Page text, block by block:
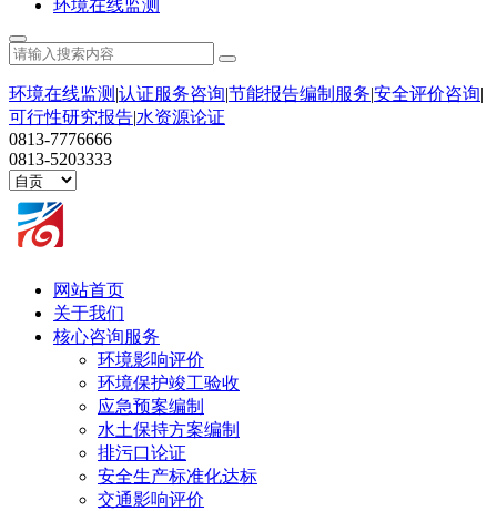
环境在线监测
环境在线监测 |认证服务咨询|节能报告编制服务|安全评价咨询|
可行性研究报告|水资源论证
0813-7776666
0813-5203333
网站首页
关于我们
核心咨询服务
环境影响评价
环境保护竣工验收
应急预案编制
水土保持方案编制
排污口论证
安全生产标准化达标
交通影响评价